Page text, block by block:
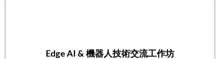
Edge AI & 機器人技術交流工作坊